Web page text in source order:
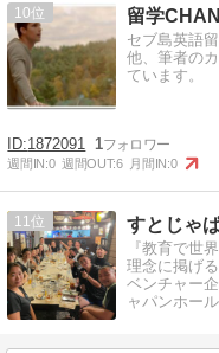
10 留学
セブ島英語
他、筆者の
ています。
1872091 1
週間IN:0 週間OUT:6 月間IN:0
11 すとじゃ
『教育で世
理念に掲げ
ベンチャー
ャパンホー